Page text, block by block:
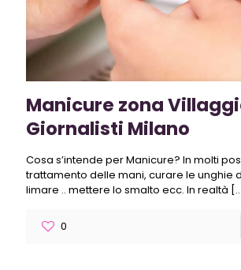
Manicure zona
Giornalisti Milano
Cosa s’intende per Manicure? In molti
trattamento delle mani, curare le unghie
limare .. mettere lo smalto ecc. In realtà […]
0